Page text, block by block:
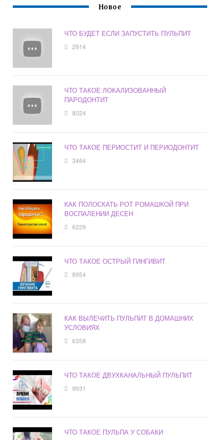
Новое
ЧТО БУДЕТ ЕСЛИ ЗАПУСТИТЬ ПУЛЬПИТ
2914
ЧТО ТАКОЕ ЛОКАЛИЗОВАННЫЙ
ПАРОДОНТИТ
8024
ЧТО ТАКОЕ ПЕРИОСТИТ И ПЕРИОДОНТИТ
3464
КАК ПОЛОСКАТЬ РОТ РОМАШКОЙ ПРИ
ВОСПАЛЕНИИ ДЕСЕН
6229
ЧТО ТАКОЕ ОСТРЫЙ ГИНГИВИТ
8954
КАК ВЫЛЕЧИТЬ ПУЛЬПИТ В ДОМАШНИХ
УСЛОВИЯХ
6358
ЧТО ТАКОЕ ДВУХКАНАЛЬНЫЙ ПУЛЬПИТ
9931
ЧТО ТАКОЕ ПУЛЬПА У СОБАКИ